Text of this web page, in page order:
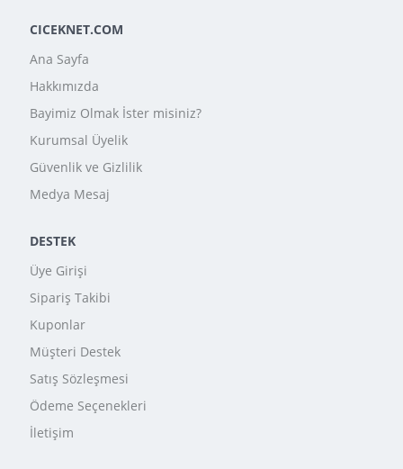
CICEKNET.COM
Ana Sayfa
Hakkımızda
Bayimiz Olmak İster misiniz?
Kurumsal Üyelik
Güvenlik ve Gizlilik
Medya Mesaj
DESTEK
Üye Girişi
Sipariş Takibi
Kuponlar
Müşteri Destek
Satış Sözleşmesi
Ödeme Seçenekleri
İletişim